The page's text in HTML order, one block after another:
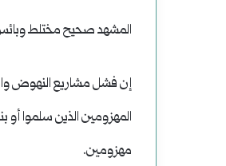
المشهد صحيح مختلط
إن فشل مشاريع النهوض
المهزومين الذين سلموا أو
مهزومين.